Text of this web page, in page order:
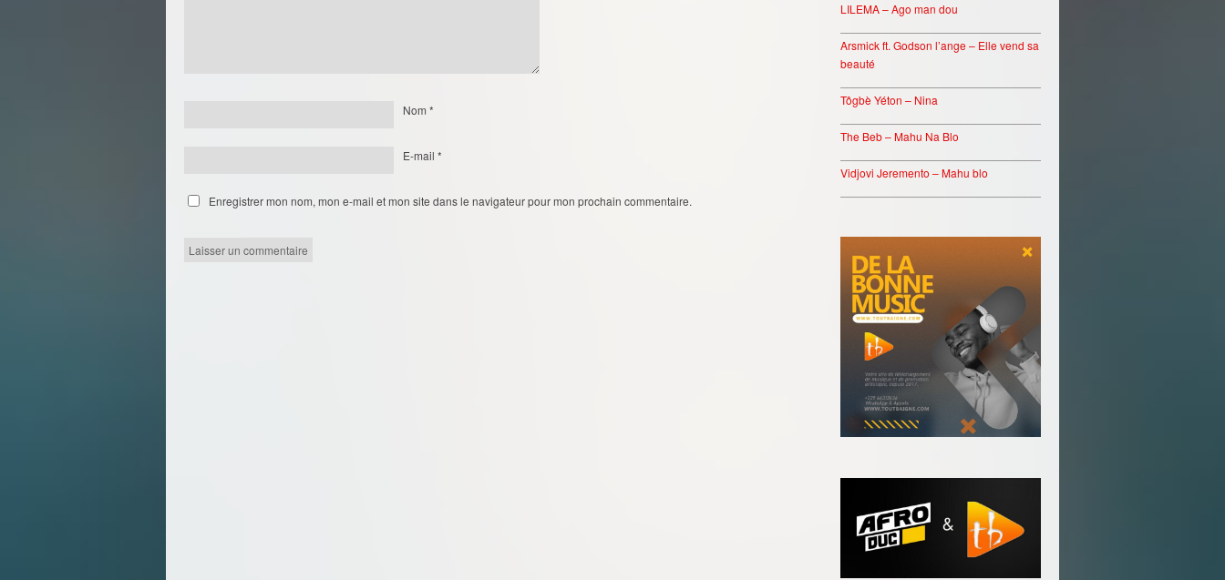
Nom *
E-mail *
Enregistrer mon nom, mon e-mail et mon site dans le navigateur pour mon prochain commentaire.
LILEMA – Ago man dou
Arsmick ft. Godson l’ange – Elle vend sa
beauté
Tôgbè Yéton – Nina
The Beb – Mahu Na Blo
Vidjovi Jeremento – Mahu blo